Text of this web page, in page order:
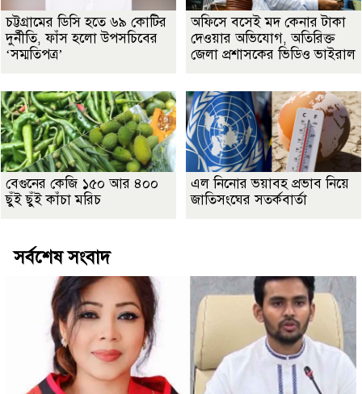
চট্টগ্রামের ডিসি হতে ৬৯ কোটির
দুর্নীতি, ফাঁস হলো উপসচিবের
‘সম্মতিপত্র’
অফিসে বসেই মদ কেনার টাকা
দেওয়ার অভিযোগ, অতিরিক্ত
জেলা প্রশাসকের ভিডিও ভাইরাল
বেগুনের কেজি ১৫০ আর ৪০০
ছুঁই ছুঁই কাঁচা মরিচ
এল নিনোর ভয়াবহ প্রভাব নিয়ে
জাতিসংঘের সতর্কবার্তা
সর্বশেষ সংবাদ